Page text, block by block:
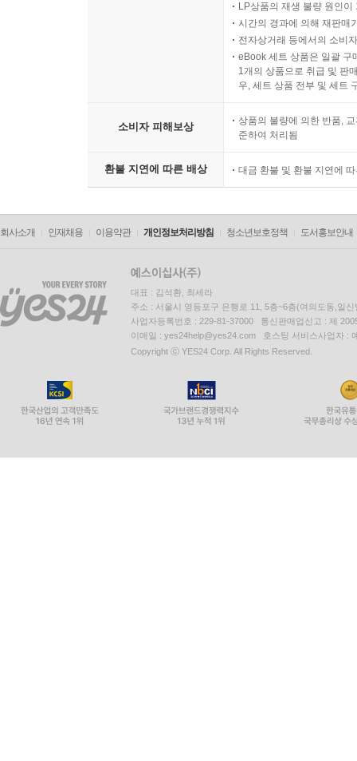
LP상품의 재생 불량 원인
시간의 경과에 의해 재판매
전자상거래 등에서의 소비
eBook 세트 상품은 일괄 구
1개의 상품으로 취급 및 판
우, 세트 상품 전부 및 세트
소비자 피해보상
상품의 불량에 의한 반품,
준하여 처리됨
환불 지연에 따른 배상 대금 환불 및 환불 지연에
회사소개 인재채용 이용약관 개인정보처리방침 청소년보호정책 도서홍보안내
대표 : 김석환, 최세라
주소 : 서울시 영등포구 은행로 11, 5층~6층(여의도동,일신
사업자등록번호 : 229-81-37000 통신판매업신고 : 제
이메일 : yes24help@yes24.com 호스팅 서비스사업자 :
Copyright ⓒ YES24 Corp. All Rights Reserved.